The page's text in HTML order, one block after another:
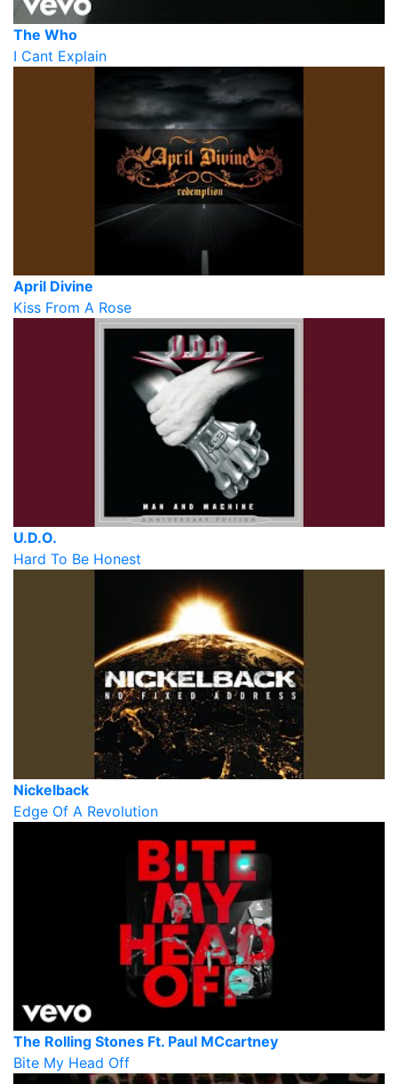
The Who
I Cant Explain
April Divine
Kiss From A Rose
U.D.O.
Hard To Be Honest
Nickelback
Edge Of A Revolution
The Rolling Stones Ft. Paul MCcartney
Bite My Head Off